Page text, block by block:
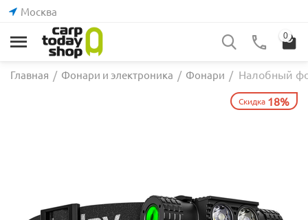
Москва
0
Главная / Фонари и электроника / Фонари / Налобный
Скидка 18%